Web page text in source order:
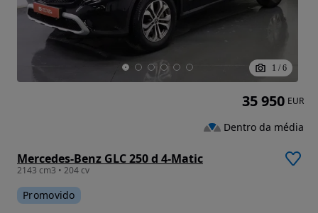
1 / 6
Mercedes-Benz GLC 250 d 4-Matic
2143 cm3 • 204 cv
Promovido
35 950 EUR
Dentro da média